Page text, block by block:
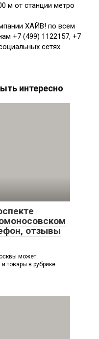
м от станции метро
ХАЙВ! по всем
+7 (499) 1122157, +7
сетях
интересно
отзывы
может
товары в рубрике